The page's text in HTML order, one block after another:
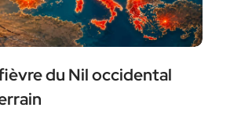
du Nil occidental